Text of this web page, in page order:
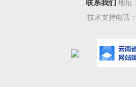
联系我们 地址
技术支持电话